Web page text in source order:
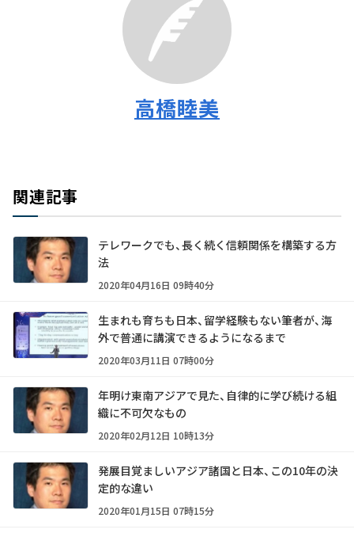
高橋睦美
関連記事
テレワークでも、長く続く信頼関係を構築する方
法
2020年04月16日 09時40分
生まれも育ちも日本、留学経験もない筆者が、海
外で普通に講演できるようになるまで
2020年03月11日 07時00分
年明け東南アジアで見た、自律的に学び続ける組
織に不可欠なもの
2020年02月12日 10時13分
発展目覚ましいアジア諸国と日本、この10年の決
定的な違い
2020年01月15日 07時15分